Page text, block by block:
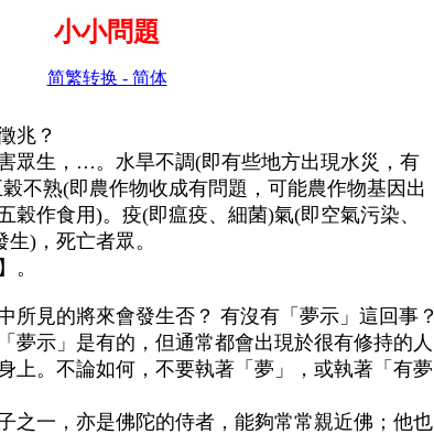
小小問題
简繁转换 - 简体
兆？
眾生，…。水旱不調(即有些地方出現水災，有
穀不熟(即農作物收成有問題，可能農作物基因出
穀作食用)。疫(即瘟疫、細菌)氣(即空氣污染、
生) ，死亡者眾。
】。
所見的將來會發生否？ 有沒有「夢示」這回事？
夢示」是有的，但通常都會出現於很有修持的人
上。不論如何，不要執著「夢」，或執著「有夢
之一，亦是佛陀的侍者，能夠常常親近佛；他也